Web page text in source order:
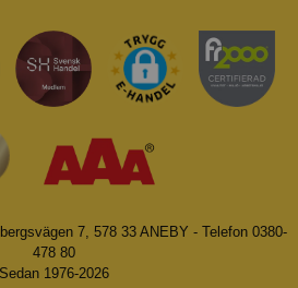
7, 578 33 ANEBY - Telefon 0380-
478 80
Sedan 1976-2026